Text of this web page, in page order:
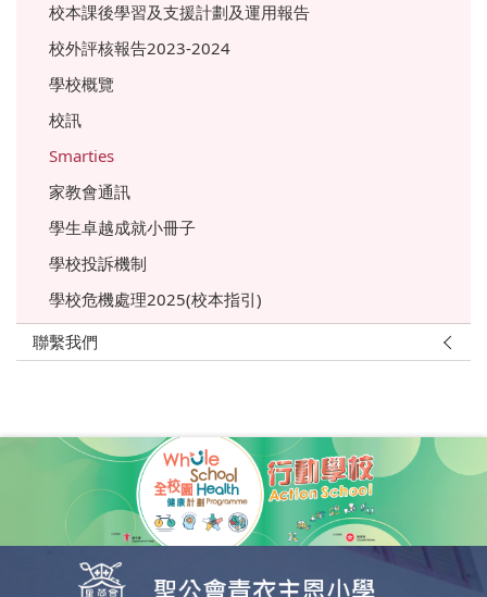
校本課後學習及支援計劃及運用報告
校外評核報告2023-2024
學校概覽
校訊
Smarties
家教會通訊
學生卓越成就小冊子
學校投訴機制
學校危機處理2025(校本指引)
聯繫我們